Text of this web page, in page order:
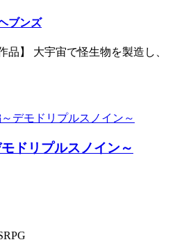
ブンズ
品】 大宇宙で怪生物を製造し、
ドリプルスノイン～